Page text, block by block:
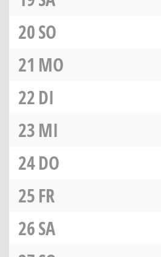
20SO
21 MO
22DI
23MI
24DO
25FR
26SA